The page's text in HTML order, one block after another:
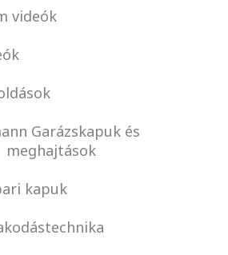
videók
Garázskapuk és
meghajtások
kapuk